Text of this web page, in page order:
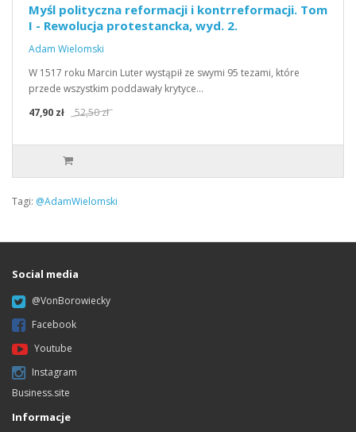
Myśl polityczna reformacji i kontrreformacji. Tom
I - Rewolucja protestancka, wyd. 2.
Adam Wielomski
W 1517 roku Marcin Luter wystąpił ze swymi 95 tezami, które
przede wszystkim poddawały krytyce…
47,90 zł
52,50 zł
Tagi: @AdamWielomski
Social media
@VonBorowiecky
Facebook
Youtube
Instagram
Business.site
Informacje